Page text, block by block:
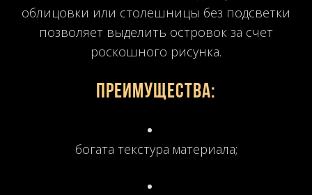
облицовки или столешницы без подсветки
позволяет выделить островок за счет
роскошного рисунка.
Преимущества:
богата текстура материала;